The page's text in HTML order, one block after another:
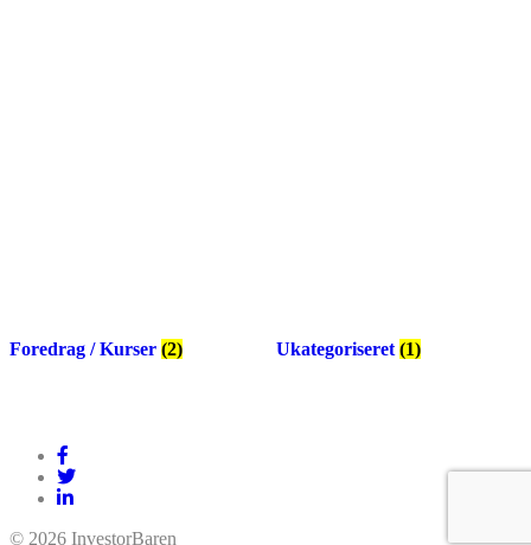
Foredrag / Kurser (2) Ukategoriseret(1)
© 2026 InvestorBaren